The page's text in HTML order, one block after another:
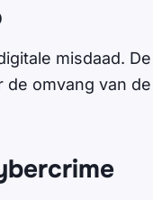
misdaad. De
de omvang van de